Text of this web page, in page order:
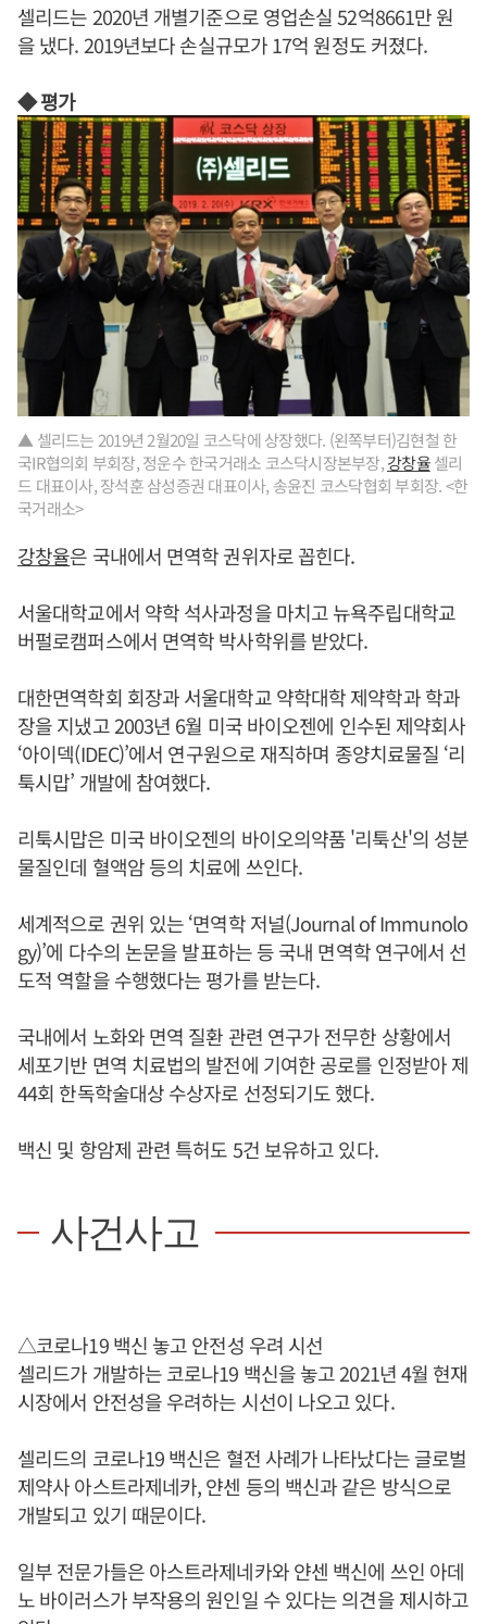
셀리드는 2020년 개별기준으로 영업손실 52억8661만 원
을 냈다. 2019년보다 손실규모가 17억 원정도 커졌다.
◆ 평가
▲ 셀리드는 2019년 2월20일 코스닥에 상장했다. (왼쪽부터)김현철 한
국IR협의회 부회장, 정운수 한국거래소 코스닥시장본부장,강창율셀리
드 대표이사, 장석훈 삼성증권 대표이사, 송윤진 코스닥협회 부회장. <한
국거래소>
강창율은 국내에서 면역학 권위자로 꼽힌다.
서울대학교에서 약학 석사과정을 마치고 뉴욕주립대학교
버펄로캠퍼스에서 면역학 박사학위를 받았다.
대한면역학회 회장과 서울대학교 약학대학 제약학과 학과
장을 지냈고 2003년 6월 미국 바이오젠에 인수된 제약회사
‘아이덱(IDEC)’에서 연구원으로 재직하며 종양치료물질 ‘리
툭시맙’ 개발에 참여했다.
리툭시맙은 미국 바이오젠의 바이오의약품 '리툭산'의 성분
물질인데 혈액암 등의 치료에 쓰인다.
세계적으로 권위 있는 ‘면역학 저널(Journal of Immunolo
gy)’에 다수의 논문을 발표하는 등 국내 면역학 연구에서 선
도적 역할을 수행했다는 평가를 받는다.
국내에서 노화와 면역 질환 관련 연구가 전무한 상황에서
세포기반 면역 치료법의 발전에 기여한 공로를 인정받아 제
44회 한독학술대상 수상자로 선정되기도 했다.
백신 및 항암제 관련 특허도 5건 보유하고 있다.
사건사고
△코로나19 백신 놓고 안전성 우려 시선
셀리드가 개발하는 코로나19 백신을 놓고 2021년 4월 현재
시장에서 안전성을 우려하는 시선이 나오고 있다.
셀리드의 코로나19 백신은 혈전 사례가 나타났다는 글로벌
제약사 아스트라제네카, 얀센 등의 백신과 같은 방식으로
개발되고 있기 때문이다.
일부 전문가들은 아스트라제네카와 얀센 백신에 쓰인 아데
노 바이러스가 부작용의 원인일 수 있다는 의견을 제시하고